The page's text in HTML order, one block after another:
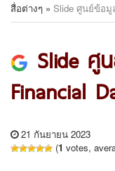
สื่อต่างๆ » Slide ศูนย์ข้อมู
Slide ศู
Financial
21 กันยายน 2023
(1 votes,